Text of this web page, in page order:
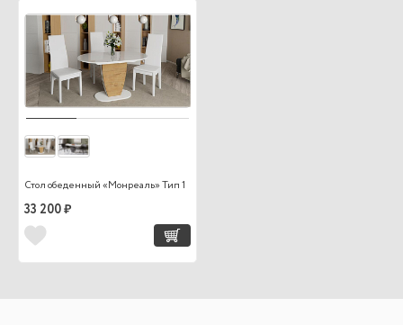
Стол обеденный «Монреаль» Тип 1
33 200 ₽